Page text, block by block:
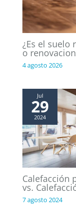
¿Es el suelo
o
4 agosto 2026
Jul
29
2024
Calefacción
vs.
7 agosto 2024